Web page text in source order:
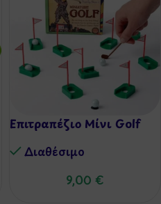
Επιτραπέζιο Μίνι Golf
Διαθέσιμo
9,00 €